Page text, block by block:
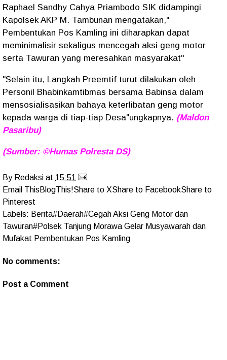
Raphael Sandhy Cahya Priambodo SIK didampingi
Kapolsek AKP M. Tambunan mengatakan,"
Pembentukan Pos Kamling ini diharapkan dapat
meminimalisir sekaligus mencegah aksi geng motor
serta Tawuran yang meresahkan masyarakat"
"Selain itu, Langkah Preemtif turut dilakukan oleh
Personil Bhabinkamtibmas bersama Babinsa dalam
mensosialisasikan bahaya keterlibatan geng motor
kepada warga di tiap-tiap Desa"ungkapnya. (Maldon
Pasaribu)
(Sumber: ©Humas Polresta DS)
By Redaksi at 15:51
Email This BlogThis!Share to XShare to FacebookShare to
Pinterest
Labels: Berita#Daerah#Cegah Aksi Geng Motor dan
Tawuran#Polsek Tanjung Morawa Gelar Musyawarah dan
Mufakat Pembentukan Pos Kamling
No comments:
Post a Comment